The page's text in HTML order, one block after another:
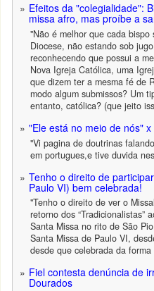
Efeitos da "colegialidade":
missa afro, mas proíbe a
"Não é melhor que cada
Diocese, não estando sob
reconhecendo que possui a
Nova Igreja Católica, uma
que dizem ter a mesma fé de
modo algum submissos? Um
entanto, católica? (que jeito
"Ele está no meio de nós"
"Vi pagina de doutrinas
em portugues,e tive duvida
Tenho o direito de
Paulo VI) bem celebrada!
"Tenho o direito de ver o
retorno dos “Tradicionalistas”
Santa Missa no rito de São
Santa Missa de Paulo VI,
desde que celebrada da forma
Fiel contesta denúncia de
Dourados